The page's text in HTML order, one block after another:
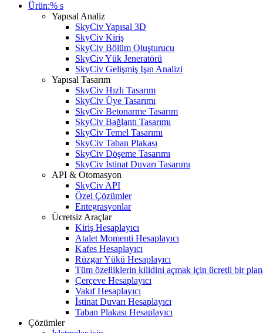
Ürün:% s
Yapısal Analiz
SkyCiv Yapısal 3D
SkyCiv Kiriş
SkyCiv Bölüm Oluşturucu
SkyCiv Yük Jeneratörü
SkyCiv Gelişmiş Işın Analizi
Yapısal Tasarım
SkyCiv Hızlı Tasarım
SkyCiv Üye Tasarımı
SkyCiv Betonarme Tasarım
SkyCiv Bağlantı Tasarımı
SkyCiv Temel Tasarımı
SkyCiv Taban Plakası
SkyCiv Döşeme Tasarımı
SkyCiv İstinat Duvarı Tasarımı
API & Otomasyon
SkyCiv API
Özel Çözümler
Entegrasyonlar
Ücretsiz Araçlar
Kiriş Hesaplayıcı
Atalet Momenti Hesaplayıcı
Kafes Hesaplayıcı
Rüzgar Yükü Hesaplayıcı
Tüm özelliklerin kilidini açmak için ücretli bir
Çerçeve Hesaplayıcı
Vakıf Hesaplayıcı
İstinat Duvarı Hesaplayıcı
Taban Plakası Hesaplayıcı
Çözümler